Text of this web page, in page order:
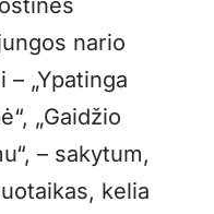
nario
„Ypatinga
„Gaidžio
– sakytum,
kelia